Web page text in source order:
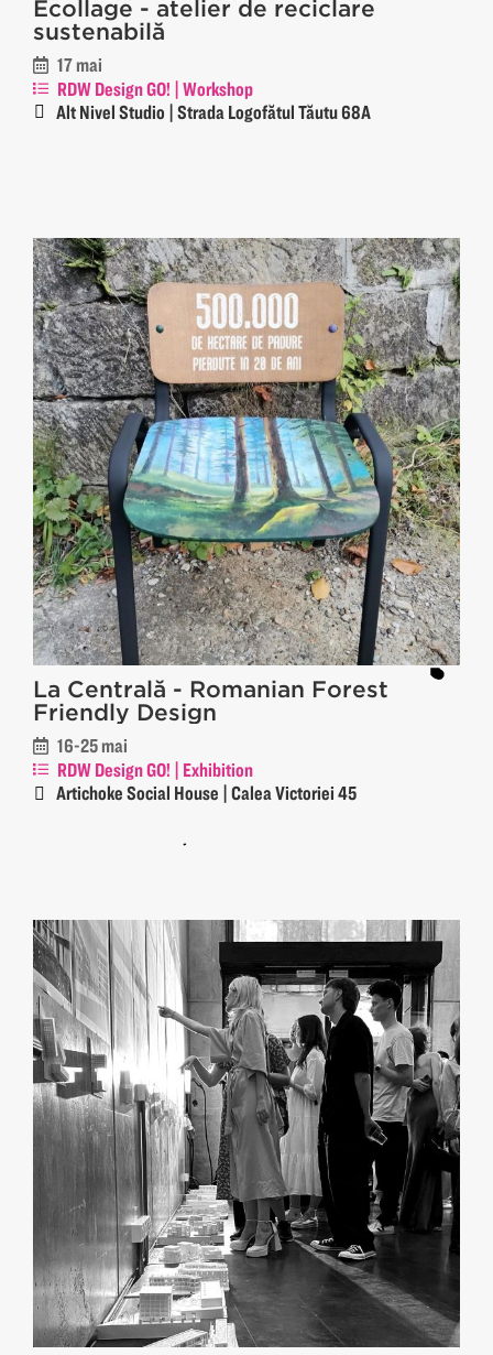
Ecollage - atelier de reciclare
sustenabilă
17 mai
RDW Design GO! | Workshop
Alt Nivel Studio | Strada Logofătul Tăutu 68A
La Centrală - Romanian Forest
Friendly Design
16-25 mai
RDW Design GO! | Exhibition
Artichoke Social House | Calea Victoriei 45